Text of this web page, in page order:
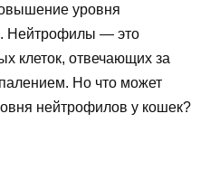
уровня
Нейтрофилы — это
клеток, отвечающих за
Но что может
нейтрофилов у кошек?